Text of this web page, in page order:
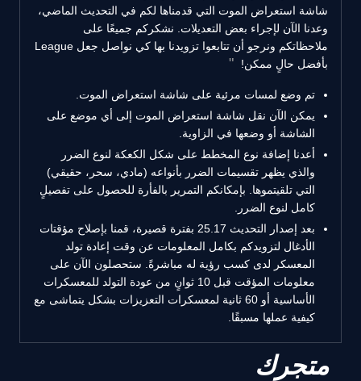
شاشة استعراض الموت التي قدمناها لكم في التحديث الماضي،
وعدنا الآن لإجراء بعض التعديلات. نشكركم جميعًا على
ملاحظاتكم ونرجو أن تتابعوا تزويدنا بها كي نواصل جعل League
بأفضل حالٍ ممكن!
تم وضع لمسات مرئية على شاشة استعراض الموت.
يمكن الآن نقل شاشة استعراض الموت إلى أي موضع على
الشاشة أو وضعها في الزاوية.
أعدنا إضافة نوع المخطط على شكل الكعكة لنوع الضرر
والذي يظهر تقسيمات الضرر بأنواعه (مادي، سحر، حقيقي)
التي تلقيتموها. بإمكانكم التمرير بالفأرة للحصول على تفصيلٍ
كامل لنوع الضرر.
بعد إصدار التحديث 25.17 بفترة قصيرة، قمنا بإصلاح مؤقتات
الأدغال لتزويدكم بكامل المعلومات عن وقت إعادة تولد
المعسكر لدى كسب رؤية له مباشرةً. ستحصلون الآن على
معلومات المؤقت قبل 10 ثوانٍ من عودة التولد للمعسكرات
الأساسية أو 60 ثانية لمعسكرات التعزيزات بشكل يتماشى مع
كيفية عملها مسبقًا.
متجرك